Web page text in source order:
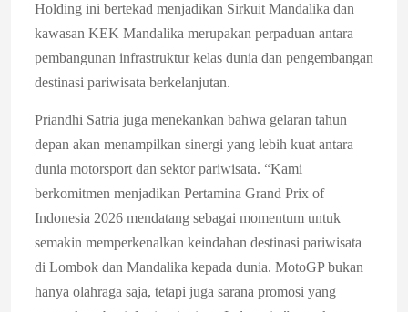
Holding ini bertekad menjadikan Sirkuit Mandalika dan
kawasan KEK Mandalika merupakan perpaduan antara
pembangunan infrastruktur kelas dunia dan pengembangan
destinasi pariwisata berkelanjutan.
Priandhi Satria juga menekankan bahwa gelaran tahun
depan akan menampilkan sinergi yang lebih kuat antara
dunia motorsport dan sektor pariwisata. “Kami
berkomitmen menjadikan Pertamina Grand Prix of
Indonesia 2026 mendatang sebagai momentum untuk
semakin memperkenalkan keindahan destinasi pariwisata
di Lombok dan Mandalika kepada dunia. MotoGP bukan
hanya olahraga saja, tetapi juga sarana promosi yang